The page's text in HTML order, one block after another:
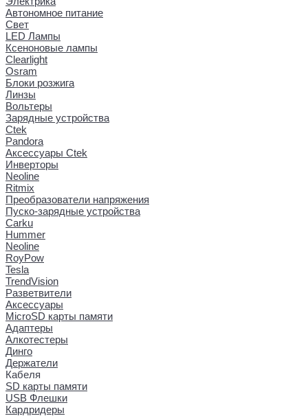
Автономное питание
Свет
LED Лампы
Ксеноновые лампы
Clearlight
Osram
Блоки розжига
Линзы
Вольтеры
Зарядные устройства
Ctek
Pandora
Аксессуары Ctek
Инверторы
Neoline
Ritmix
Преобразователи напряжения
Пуско-зарядные устройства
Carku
Hummer
Neoline
RoyPow
Tesla
TrendVision
Разветвители
Аксессуары
MicroSD карты памяти
Адаптеры
Алкотестеры
Динго
Держатели
Кабеля
SD карты памяти
USB Флешки
Кардридеры